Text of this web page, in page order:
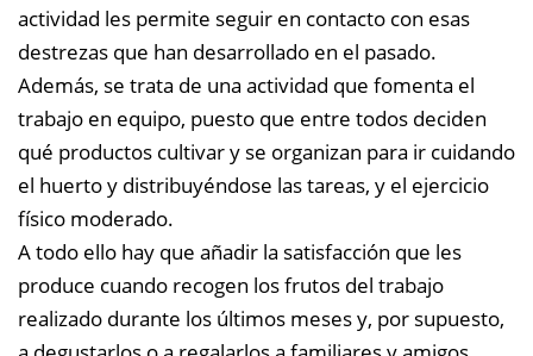
actividad les permite seguir en contacto con esas
destrezas que han desarrollado en el pasado.
Además, se trata de una actividad que fomenta el
trabajo en equipo, puesto que entre todos deciden
qué productos cultivar y se organizan para ir cuidando
el huerto y distribuyéndose las tareas, y el ejercicio
físico moderado.
A todo ello hay que añadir la satisfacción que les
produce cuando recogen los frutos del trabajo
realizado durante los últimos meses y, por supuesto,